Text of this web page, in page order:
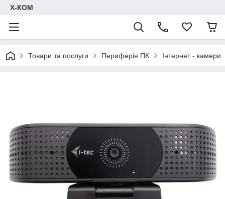
Х-КОМ
Товари та послуги Периферія ПК Інтернет - камери